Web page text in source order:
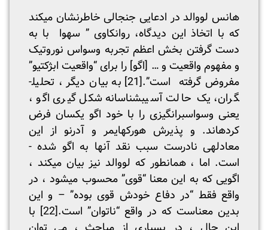
هانس لووالد در ادعایی جنجالی خاطرنشان میکند
که با اتخاذ این دیدگاه، روانکاوی ” سهوا با به
دست گرفتن بخش اعظم تجربه وسواس نوروتیک
و مفهوم واقعیت و … [اگو] را برای “واقعیت ابژکتیو”
مفروض گرفته است”.[21]
به بیان دیگر ، تحلیل­
گران، یک حالت آسیب­شناسانه شکل گیری اگو ،
یعنی وسواس­­برانگیزی را با خود اگو یکسان فرض
کرده­اند. و پذیرش هورکهایمر و آدرنو از این
معادله­ی نادرست سبب نقد آن­ها به اگو شده ­
است. اما ، همانطور که لووالد نیز بیان می­کند ،
اگویی که به این معنا “قوی” محسوب می­شود ، در
واقع فقط “در دفاع خودش قوی بوده” – و این
بدین معناست که در واقع “ناتوان” است.[22]
با